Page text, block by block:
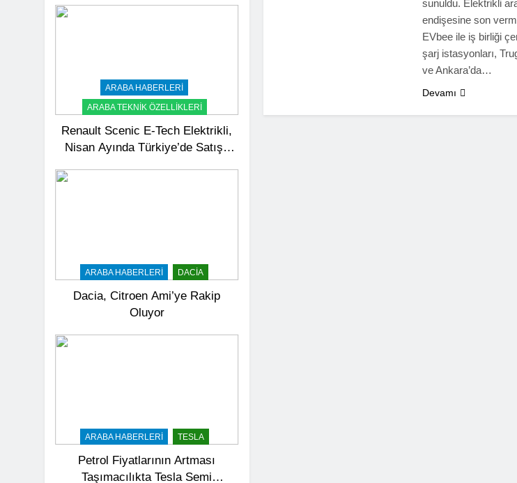
ARABA HABERLERI
ARABA TEKNIK ÖZELLIKLERI
Renault Scenic E-Tech Elektrikli,
Nisan Ayında Türkiye’de Satışa
ARABA HABERLERI DACIA
Dacia, Citroen Ami’ye Rakip
Oluyor
ARABA HABERLERI TESLA
Petrol Fiyatlarının Artması
Taşımacılıkta Tesla Semi
sunuldu. Elektrikli
endişesine son
EVbee ile iş birliği
şarj istasyonları,
ve Ankara’da…
Devamı